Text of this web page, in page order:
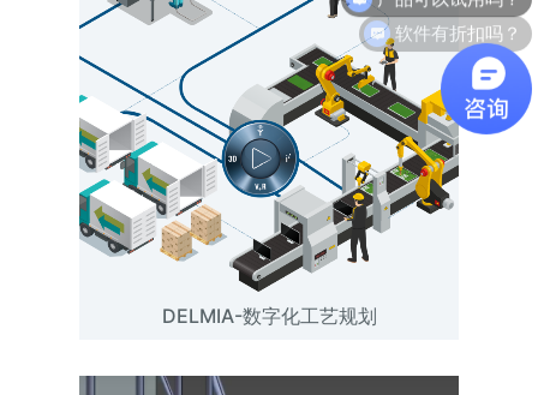
DELMIA-数字化工艺规划
软件有折扣吗？